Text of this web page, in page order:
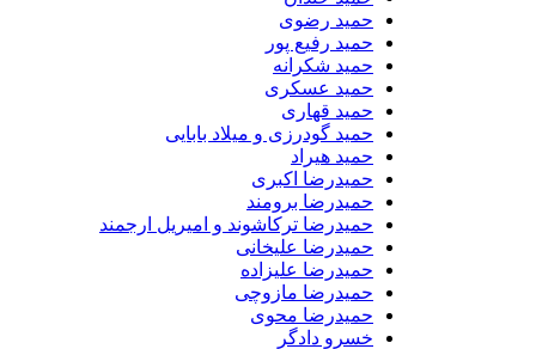
حمید رضوی
حمید رفیع پور
حمید شکرانه
حمید عسکری
حمید قهاری
حمید گودرزی و میلاد بابایی
حمید هیراد
حمیدرضا اکبری
حمیدرضا برومند
حمیدرضا ترکاشوند و امیریل ارجمند
حمیدرضا علیخانی
حمیدرضا علیزاده
حمیدرضا مازوچی
حمیدرضا محوی
خسرو دادگر